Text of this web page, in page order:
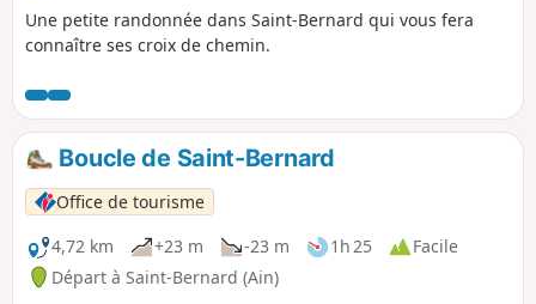
Une petite randonnée dans Saint-Bernard qui vous fera
connaître ses croix de chemin.
Boucle de Saint-Bernard
Office de tourisme
4,72 km
+23 m -23 m 1h 25
Facile
Départ à Saint-Bernard (Ain)